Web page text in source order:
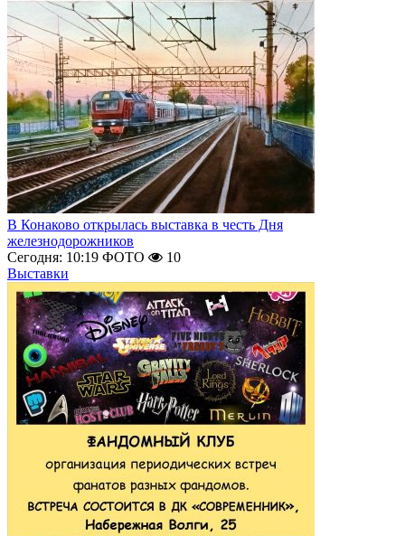
В Конаково открылась выставка в честь Дня
железнодорожников
Сегодня: 10:19 ФОТО
10
Выставки